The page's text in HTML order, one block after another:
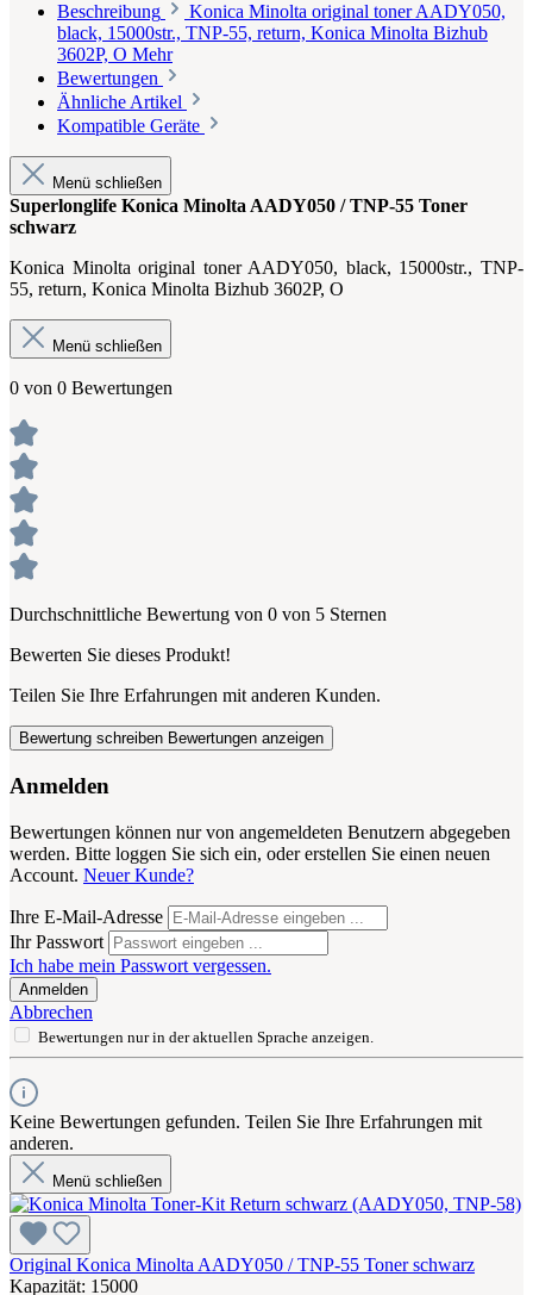
Beschreibung
Konica Minolta original toner AADY050,
black, 15000str., TNP-55, return, Konica Minolta Bizhub
3602P, O Mehr
Bewertungen
Ähnliche Artikel
Kompatible Geräte
Menü schließen
Superlonglife Konica Minolta AADY050 / TNP-55 Toner
schwarz
Konica Minolta original toner AADY050, black, 15000str., TNP-
55, return, Konica Minolta Bizhub 3602P, O
Menü schließen
0 von 0 Bewertungen
Durchschnittliche Bewertung von 0 von 5 Sternen
Bewerten Sie dieses Produkt!
Teilen Sie Ihre Erfahrungen mit anderen Kunden.
Bewertung schreiben Bewertungen anzeigen
Anmelden
Bewertungen können nur von angemeldeten Benutzern abgegeben
werden. Bitte loggen Sie sich ein, oder erstellen Sie einen neuen
Account. Neuer Kunde?
Ihre E-Mail-Adresse
Ihr Passwort
Ich habe mein Passwort vergessen.
Anmelden
Abbrechen
Bewertungen nur in der aktuellen Sprache anzeigen.
Keine Bewertungen gefunden. Teilen Sie Ihre Erfahrungen mit
anderen.
Menü schließen
Original Konica Minolta AADY050 / TNP-55 Toner schwarz
Kapazität: 15000